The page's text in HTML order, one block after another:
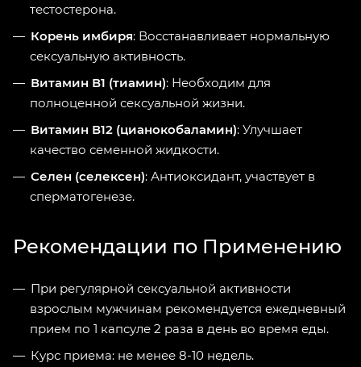
тестостерона.
Корень имбиря: Восстанавливает нормальную
сексуальную активность.
Витамин В1 (тиамин): Необходим для
полноценной сексуальной жизни.
Витамин В12 (цианокобаламин): Улучшает
качество семенной жидкости.
Селен (селексен): Антиоксидант, участвует в
сперматогенезе.
Рекомендации по Применению
При регулярной сексуальной активности
взрослым мужчинам рекомендуется ежедневный
прием по 1 капсуле 2 раза в день во время еды.
Курс приема: не менее 8-10 недель.